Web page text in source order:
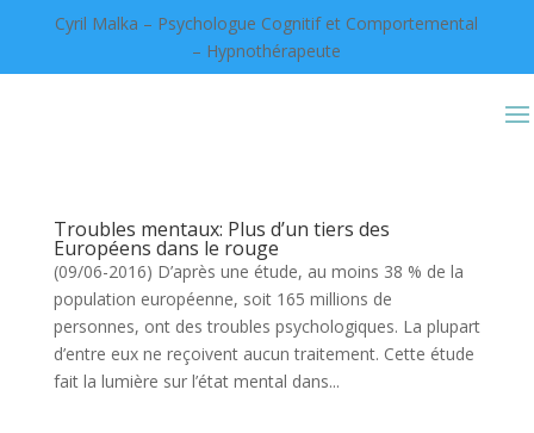
Cyril Malka – Psychologue Cognitif et Comportemental
– Hypnothérapeute
Troubles mentaux: Plus d’un tiers des
Européens dans le rouge
(09/06-2016) D’après une étude, au moins 38 % de la
population européenne, soit 165 millions de
personnes, ont des troubles psychologiques. La plupart
d’entre eux ne reçoivent aucun traitement. Cette étude
fait la lumière sur l’état mental dans...